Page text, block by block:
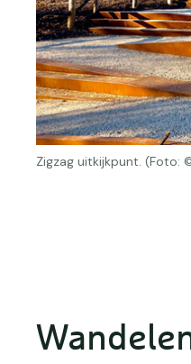
Zigzag uitkijkpunt. (Foto: